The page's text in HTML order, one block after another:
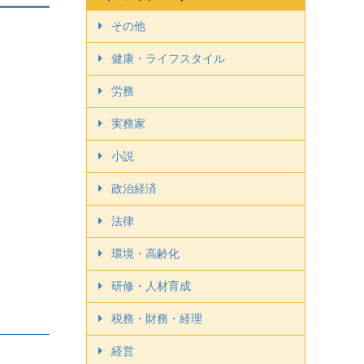
その他
健康・ライフスタイル
労務
実務家
小説
政治経済
法律
環境・高齢化
研修・人材育成
税務・財務・経理
経営